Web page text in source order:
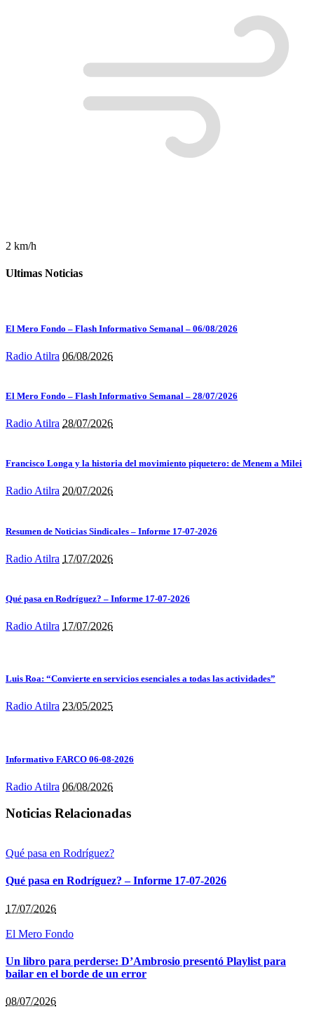
2 km/h
Ultimas Noticias
El Mero Fondo – Flash Informativo Semanal – 06/08/2026
Radio Atilra 06/08/2026
El Mero Fondo – Flash Informativo Semanal – 28/07/2026
Radio Atilra 28/07/2026
Francisco Longa y la historia del movimiento piquetero: de Menem a Milei
Radio Atilra 20/07/2026
Resumen de Noticias Sindicales – Informe 17-07-2026
Radio Atilra 17/07/2026
Qué pasa en Rodríguez? – Informe 17-07-2026
Radio Atilra 17/07/2026
Luis Roa: “Convierte en servicios esenciales a todas las actividades”
Radio Atilra 23/05/2025
Informativo FARCO 06-08-2026
Radio Atilra 06/08/2026
Noticias Relacionadas
Qué pasa en Rodríguez?
Qué pasa en Rodríguez? – Informe 17-07-2026
17/07/2026
El Mero Fondo
Un libro para perderse: D’Ambrosio presentó Playlist para
bailar en el borde de un error
08/07/2026